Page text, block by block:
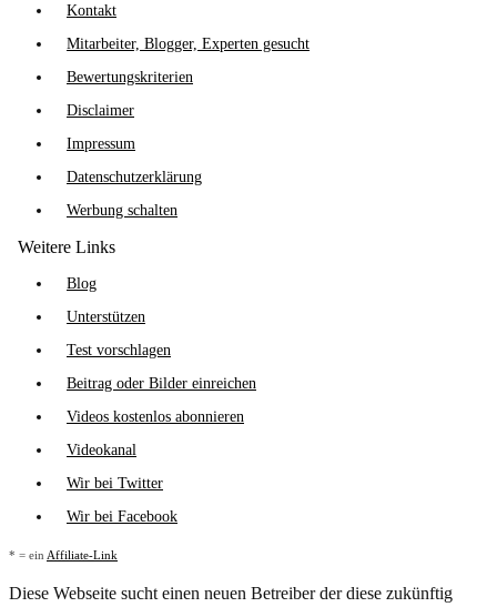
Kontakt
Mitarbeiter, Blogger, Experten gesucht
Bewertungskriterien
Disclaimer
Impressum
Datenschutzerklärung
Werbung schalten
Weitere Links
Blog
Unterstützen
Test vorschlagen
Beitrag oder Bilder einreichen
Videos kostenlos abonnieren
Videokanal
Wir bei Twitter
Wir bei Facebook
* = ein Affiliate-Link
Diese Webseite sucht einen neuen Betreiber der diese zukünftig